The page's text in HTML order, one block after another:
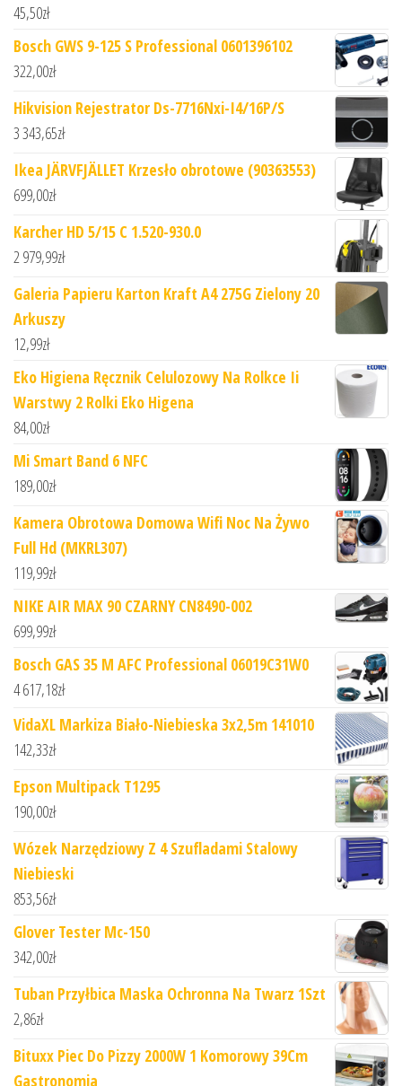
45,50zł
Bosch GWS 9-125 S Professional 0601396102
322,00zł
Hikvision Rejestrator Ds-7716Nxi-I4/16P/S
3 343,65zł
Ikea JÄRVFJÄLLET Krzesło obrotowe (90363553)
699,00zł
Karcher HD 5/15 C 1.520-930.0
2 979,99zł
Galeria Papieru Karton Kraft A4 275G Zielony 20
Arkuszy
12,99zł
Eko Higiena Ręcznik Celulozowy Na Rolkce Ii
Warstwy 2 Rolki Eko Higena
84,00zł
Mi Smart Band 6 NFC
189,00zł
Kamera Obrotowa Domowa Wifi Noc Na Żywo
Full Hd (MKRL307)
119,99zł
NIKE AIR MAX 90 CZARNY CN8490-002
699,99zł
Bosch GAS 35 M AFC Professional 06019C31W0
4 617,18zł
VidaXL Markiza Biało-Niebieska 3x2,5m 141010
142,33zł
Epson Multipack T1295
190,00zł
Wózek Narzędziowy Z 4 Szufladami Stalowy
Niebieski
853,56zł
Glover Tester Mc-150
342,00zł
Tuban Przyłbica Maska Ochronna Na Twarz 1Szt
2,86zł
Bituxx Piec Do Pizzy 2000W 1 Komorowy 39Cm
Gastronomia